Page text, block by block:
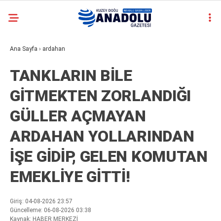
22.3
ARDAHAN
YAZARLAR
bonusu
siteler
deneme
bonusu
siteler
2025
deneme
veren
deneme
bonusu
Ana Sayfa › ardahan
TANKLARIN BİLE
GİTMEKTEN ZORLANDIĞI
GÜLLER AÇMAYAN
ARDAHAN YOLLARINDAN
İŞE GİDİP, GELEN KOMUTAN
EMEKLİYE GİTTİ!
Giriş: 04-08-2026 23:57
Güncelleme: 06-08-2026 03:38
Kaynak: HABER MERKEZİ